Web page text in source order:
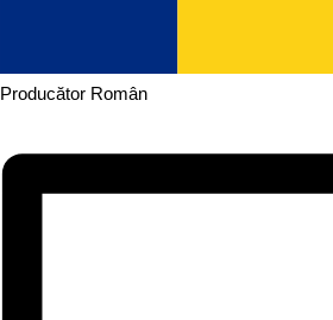
Producător Român